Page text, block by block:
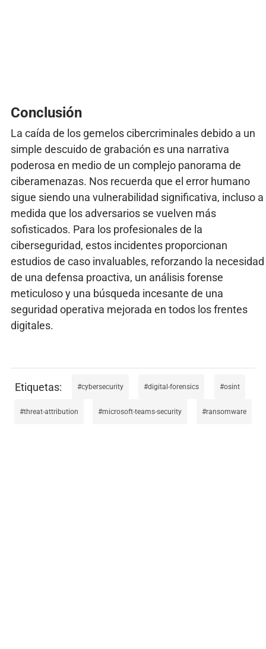
Conclusión
La caída de los gemelos cibercriminales debido a un
simple descuido de grabación es una narrativa
poderosa en medio de un complejo panorama de
ciberamenazas. Nos recuerda que el error humano
sigue siendo una vulnerabilidad significativa, incluso a
medida que los adversarios se vuelven más
sofisticados. Para los profesionales de la
ciberseguridad, estos incidentes proporcionan
estudios de caso invaluables, reforzando la necesidad
de una defensa proactiva, un análisis forense
meticuloso y una búsqueda incesante de una
seguridad operativa mejorada en todos los frentes
digitales.
cybersecurity digital-forensics osint
threat-attribution microsoft-teams-security ransomware